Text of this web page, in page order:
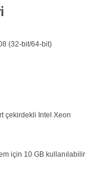
(32-bit/64-bit)
çekirdekli Intel Xeon
için 10 GB kullanılabilir